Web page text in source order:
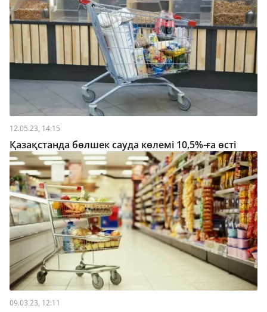
12.05.23, 14:15
Қазақстанда бөлшек сауда көлемі 10,5%-ға өсті
09.03.23, 12:11